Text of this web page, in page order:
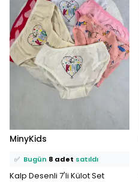
MinyKids
⭐️ Bu ürünü17 kişifavoriledi!
🛒 14 kişisepetine ekledi!
✅ Bugün 8 adet satıldı
Kalp Desenli 7'li Külot Set